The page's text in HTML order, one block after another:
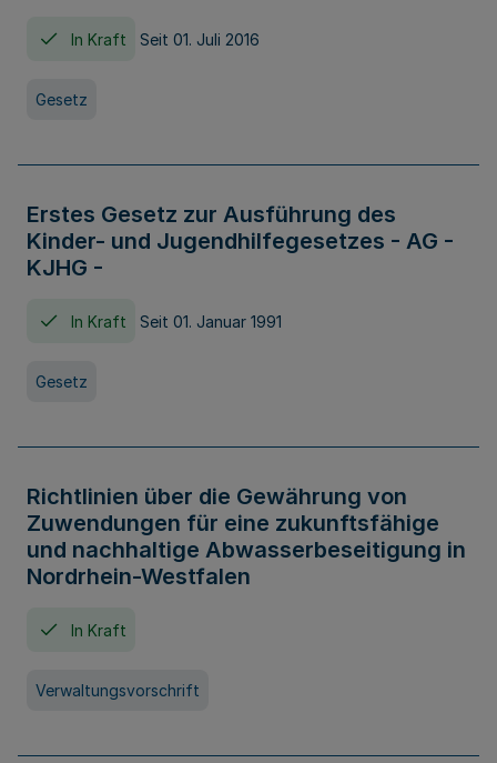
In Kraft Seit 01. Juli 2016
Gesetz
Erstes Gesetz zur Ausführung des
Kinder- und Jugendhilfegesetzes - AG -
KJHG -
In Kraft Seit 01. Januar 1991
Gesetz
Richtlinien über die Gewährung von
Zuwendungen für eine zukunftsfähige
und nachhaltige Abwasserbeseitigung in
Nordrhein-Westfalen
In Kraft
Verwaltungsvorschrift